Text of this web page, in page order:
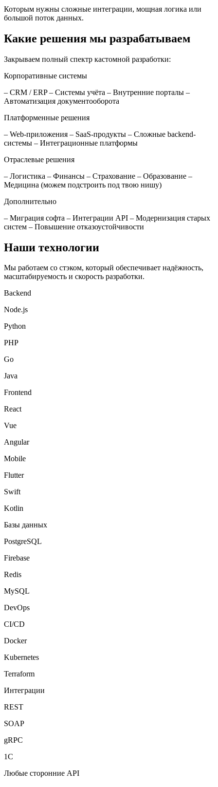
Которым нужны сложные интеграции, мощная логика или
большой поток данных.
Какие решения мы разрабатываем
Закрываем полный спектр кастомной разработки:
Корпоративные системы
– CRM / ERP – Системы учёта – Внутренние порталы –
Автоматизация документооборота
Платформенные решения
– Web-приложения – SaaS-продукты – Сложные backend-
системы – Интеграционные платформы
Отраслевые решения
– Логистика – Финансы – Страхование – Образование –
Медицина (можем подстроить под твою нишу)
Дополнительно
– Миграция софта – Интеграции API – Модернизация старых
систем – Повышение отказоустойчивости
Наши технологии
Мы работаем со стэком, который обеспечивает надёжность,
масштабируемость и скорость разработки.
Backend
Node.js
Python
PHP
Go
Java
Frontend
React
Vue
Angular
Mobile
Flutter
Swift
Kotlin
Базы данных
PostgreSQL
Firebase
Redis
MySQL
DevOps
CI/CD
Docker
Kubernetes
Terraform
Интеграции
REST
SOAP
gRPC
1С
Любые сторонние API